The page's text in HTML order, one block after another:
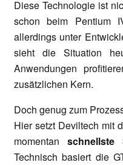
Diese Technologie ist
schon beim Pentium
allerdings unter
sieht die Situation
Anwendungen
zusätzlichen Kern.
Doch genug zum
Hier setzt Deviltech mit
momentan schnellste
Technisch basiert die